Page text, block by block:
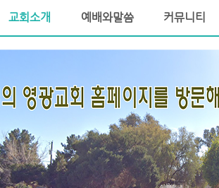
교회소개 예배와말씀 커뮤니티